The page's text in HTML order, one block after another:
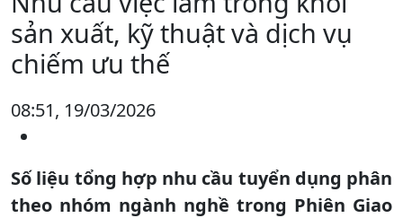
sản xuất, kỹ thuật và dịch vụ
chiếm ưu thế
08:51, 19/03/2026
Số liệu tổng hợp nhu cầu tuyển dụng phân
theo nhóm ngành nghề trong Phiên Giao